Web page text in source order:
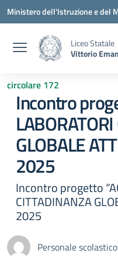
Vai ai contenuti
Vai al menu di navigazione
Vai al footer
Ministero dell'Istruzione e del
Liceo Statale
Vittorio
circolare 172
Incontro
GLOBALE
2025
Incontro progetto
CITTADINANZA
2025
Personale scolastico